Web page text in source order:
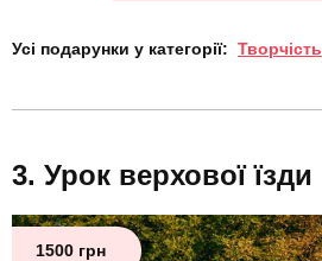
Усі подарунки у категорії: Творчість
Урок верхової їзди
1500 грн